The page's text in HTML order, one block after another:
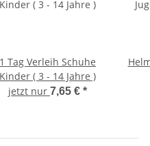
1 Tag Verleih Schuhe
Kinder ( 3 - 14 Jahre )
jetzt nur 7,65 € *